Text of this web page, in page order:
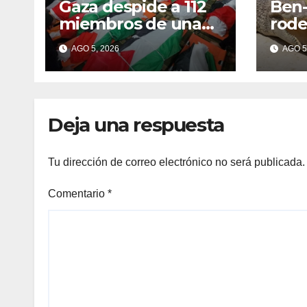
Gaza despide a 112
miembros de una
misma familia
asesinados durante
el genocidio
AGO 5, 2026 AGO
Deja una respuesta
Tu dirección de correo electrónico no será publicada.
Comentario *